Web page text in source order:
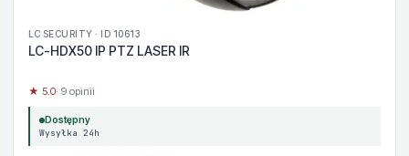
LC SECURITY · ID 10613
LC-HDX50 IP PTZ LASER IR
★ 5.0· 9 opinii
Dostępny
Wysyłka 24h